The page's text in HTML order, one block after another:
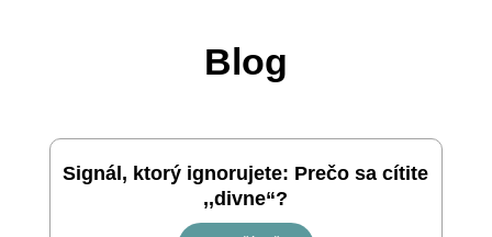
Blog
Signál, ktorý ignorujete: Prečo sa cítite
,,divne“?